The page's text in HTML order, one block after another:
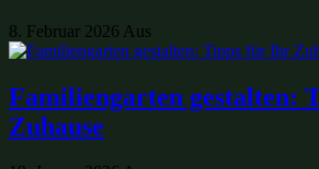
8. Februar 2026 Aus
Familiengarten gestalten:
Zuhause